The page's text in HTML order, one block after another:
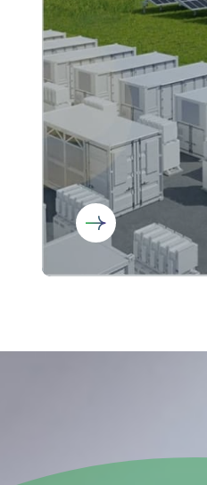
satisfacer las
cada proyecto.
competitivos con
de nivel 1.